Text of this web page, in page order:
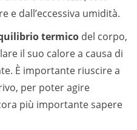
e dall’eccessiva umidità.
termico del corpo,
il suo calore a causa di
È importante riuscire a
per poter agire
più importante sapere